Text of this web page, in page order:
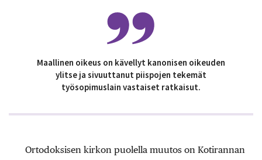
Maallinen oikeus on kävellyt kanonisen oikeuden
ylitse ja sivuuttanut piispojen tekemät
työsopimuslain vastaiset ratkaisut.
Ortodoksisen kirkon puolella muutos on Kotirannan